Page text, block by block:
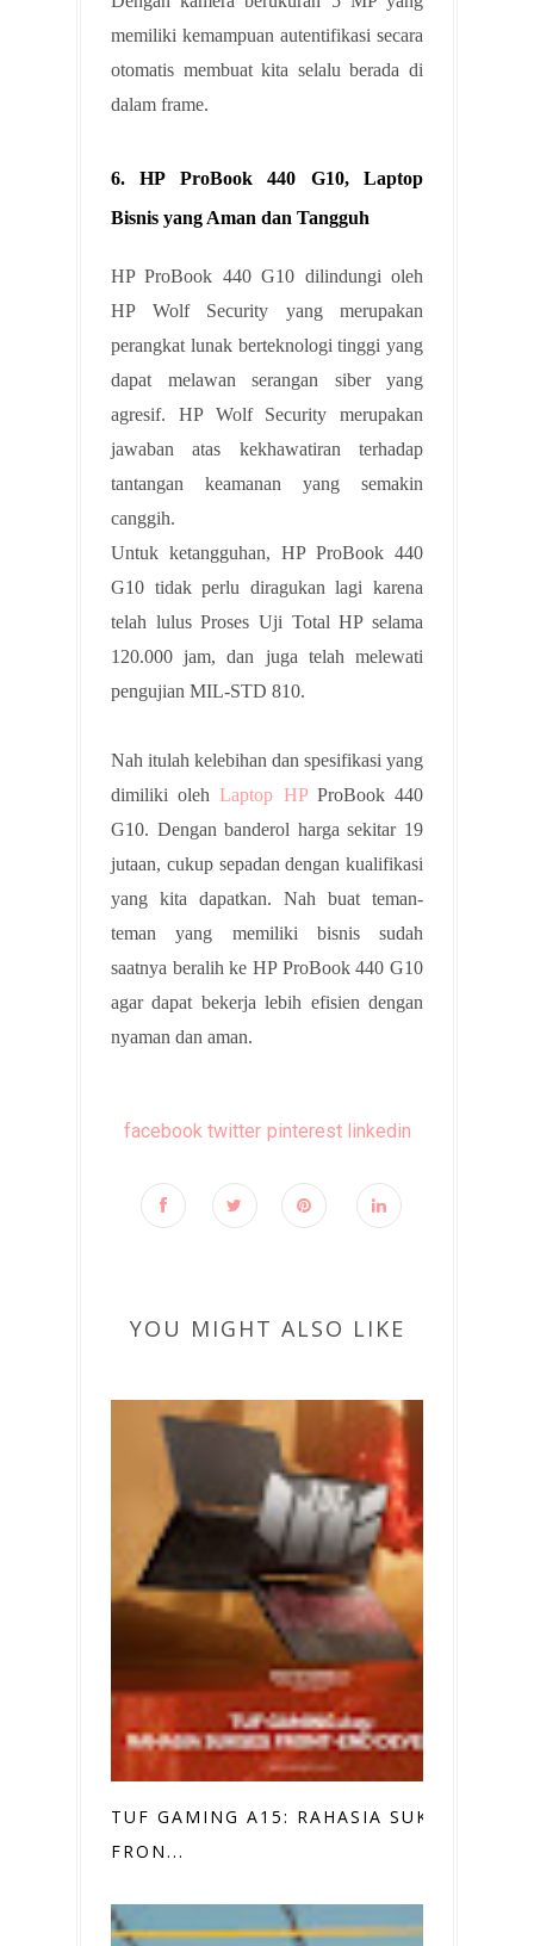
memiliki kemampuan autentifikasi secara
otomatis membuat kita selalu berada di
dalam frame.
6. HP ProBook 440 G10, Laptop
Bisnis yang Aman dan Tangguh
HP ProBook 440 G10 dilindungi oleh
HP Wolf Security yang merupakan
perangkat lunak berteknologi tinggi yang
dapat melawan serangan siber yang
agresif. HP Wolf Security merupakan
jawaban atas kekhawatiran terhadap
tantangan keamanan yang semakin
canggih.
Untuk ketangguhan, HP ProBook 440
G10 tidak perlu diragukan lagi karena
telah lulus Proses Uji Total HP selama
120.000 jam, dan juga telah melewati
pengujian MIL-STD 810.
Nah itulah kelebihan dan spesifikasi yang
dimiliki olehLaptop HPProBook 440
G10. Dengan banderol harga sekitar 19
jutaan, cukup sepadan dengan kualifikasi
yang kita dapatkan. Nah buat teman-
teman yang memiliki bisnis sudah
saatnya beralih ke HP ProBook 440 G10
agar dapat bekerja lebih efisien dengan
nyaman dan aman.
facebook twitter pinterest linkedin
YOU MIGHT ALSO LIKE
TUF GAMING A15: RAHASIA SUKSES
FRON...